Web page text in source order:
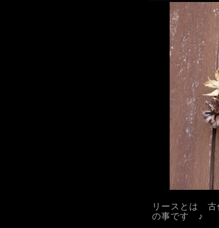
リースとは 古
の事です ♪